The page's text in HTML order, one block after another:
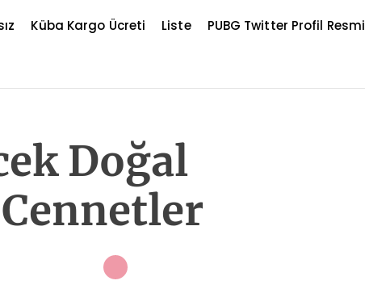
Küba Kargo Ücreti Liste PUBG Twitter Profil Resmi
Doğal